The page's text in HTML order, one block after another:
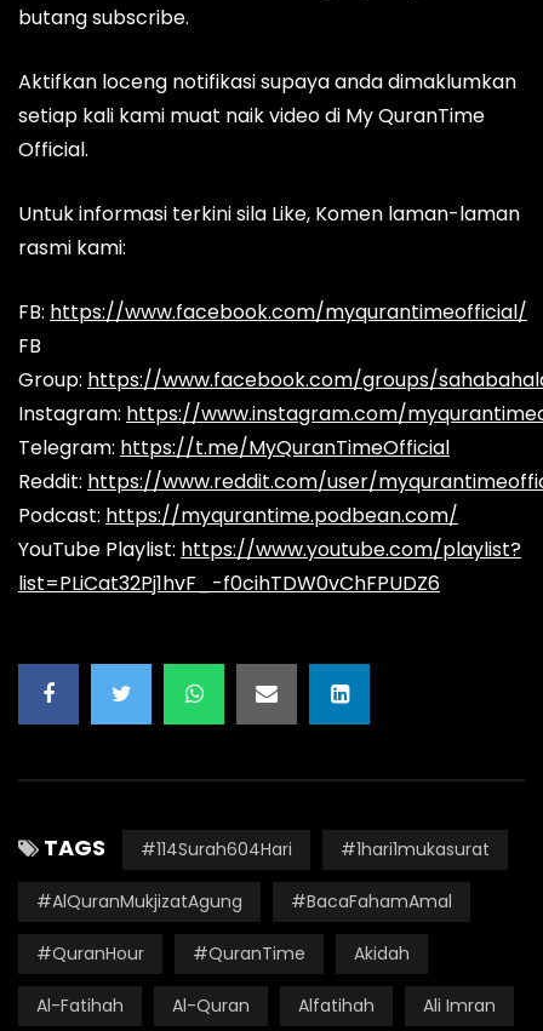
butang subscribe.
Aktifkan loceng notifikasi supaya anda dimaklumkan
setiap kali kami muat naik video di My QuranTime
Official.
Untuk informasi terkini sila Like, Komen laman-laman
rasmi kami:
FB: https://www.facebook.com/myqurantimeofficial/
FB
Group: https://www.facebook.com/groups/
Instagram: https://www.instagram.com/
Telegram: https://t.me/MyQuranTimeOfficial
Reddit: https://www.reddit.com/user/
Podcast: https://myqurantime.podbean.com/
YouTube Playlist: https://www.youtube.com/playlist?
list=PLiCat32Pj1hvF_-f0cihTDW0vChFPUDZ6
TAGS #114Surah604Hari #1hari1mukasurat
#AlQuranMukjizatAgung #BacaFahamAmal
#QuranHour #QuranTime Akidah
Al-Fatihah Al-Quran Alfatihah Ali Imran